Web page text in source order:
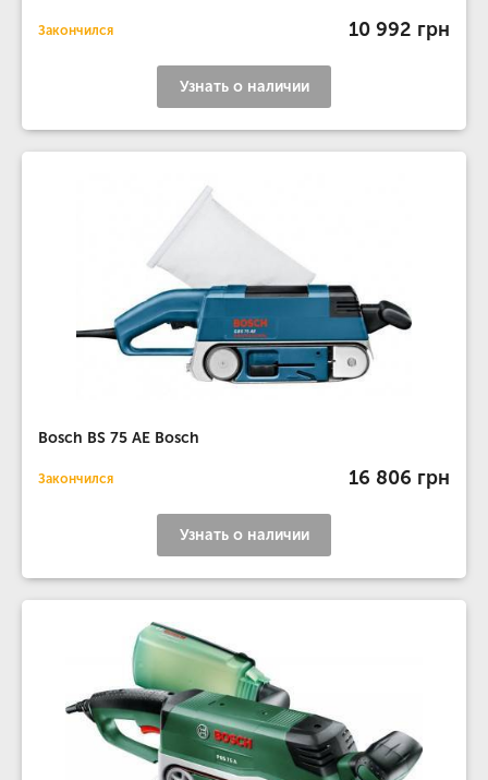
Закончился 10 992 грн
Узнать о наличии
Bosch BS 75 AE Bosch
Закончился 16 806 грн
Узнать о наличии